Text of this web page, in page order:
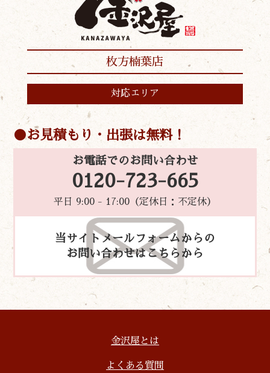
枚方楠葉店
対応エリア
お見積もり・出張は無料！
お電話でのお問い合わせ
0120-723-665
平日 9:00 - 17:00（定休日：不定休）
当サイトメールフォームからの
お問い合わせはこちらから
金沢屋とは
よくある質問